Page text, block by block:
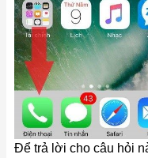
Để trả lời cho câu hỏi